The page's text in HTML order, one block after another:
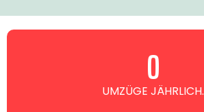
UMZÜGE JÄHRLICH.
0